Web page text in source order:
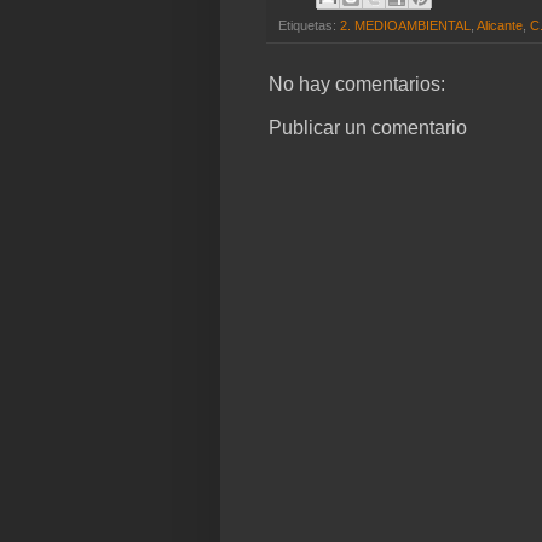
Etiquetas: 2. MEDIOAMBIENTAL Alicante
No hay comentarios:
Publicar un comentario